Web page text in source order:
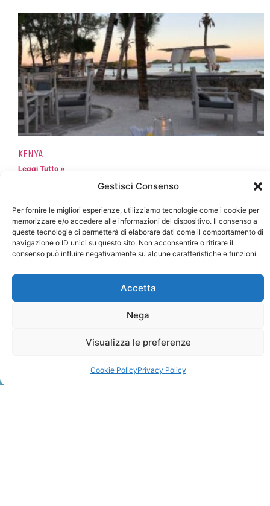
Gestisci Consenso
Per fornire le migliori esperienze, utilizziamo tecnologie come i cookie per
memorizzare e/o accedere alle informazioni del dispositivo. Il consenso a
queste tecnologie ci permetterà di elaborare dati come il comportamento di
navigazione o ID unici su questo sito. Non acconsentire o ritirare il
consenso può influire negativamente su alcune caratteristiche e funzioni.
Accetta
Nega
Visualizza le preferenze
Cookie PolicyPrivacy Policy
KENYA
Leggi Tutto »